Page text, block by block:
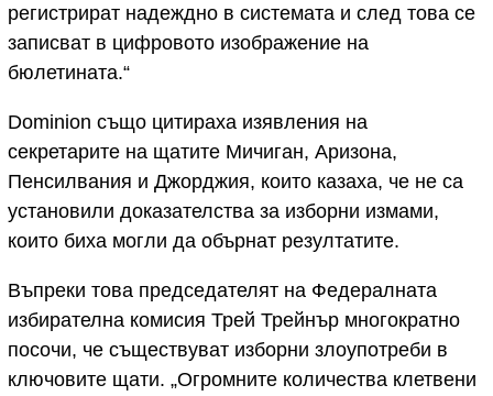
регистрират надеждно в системата и след това се
записват в цифровото изображение на
бюлетината.“
Dominion също цитираха изявления на
секретарите на щатите Мичиган, Аризона,
Пенсилвания и Джорджия, които казаха, че не са
установили доказателства за изборни измами,
които биха могли да обърнат резултатите.
Въпреки това председателят на Федералната
избирателна комисия Трей Трейнър многократно
посочи, че съществуват изборни злоупотреби в
ключовите щати. „Огромните количества клетвени